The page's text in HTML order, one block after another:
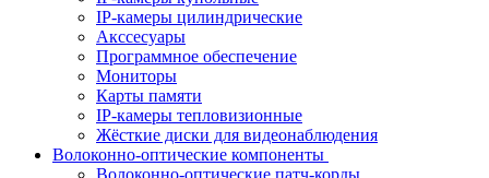
IP-камеры цилиндрические
Акссесуары
Программное обеспечение
Мониторы
Карты памяти
IP-камеры тепловизионные
Жёсткие диски для видеонаблюдения
Волоконно-оптические компоненты
Волоконно-оптические патч-корды